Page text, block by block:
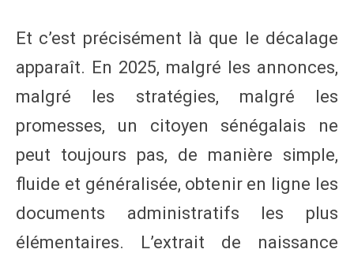
Et c’est précisément là que le décalage
apparaît. En 2025, malgré les annonces,
malgré les stratégies, malgré les
promesses, un citoyen sénégalais ne
peut toujours pas, de manière simple,
fluide et généralisée, obtenir en ligne les
documents administratifs les plus
élémentaires. L’extrait de naissance